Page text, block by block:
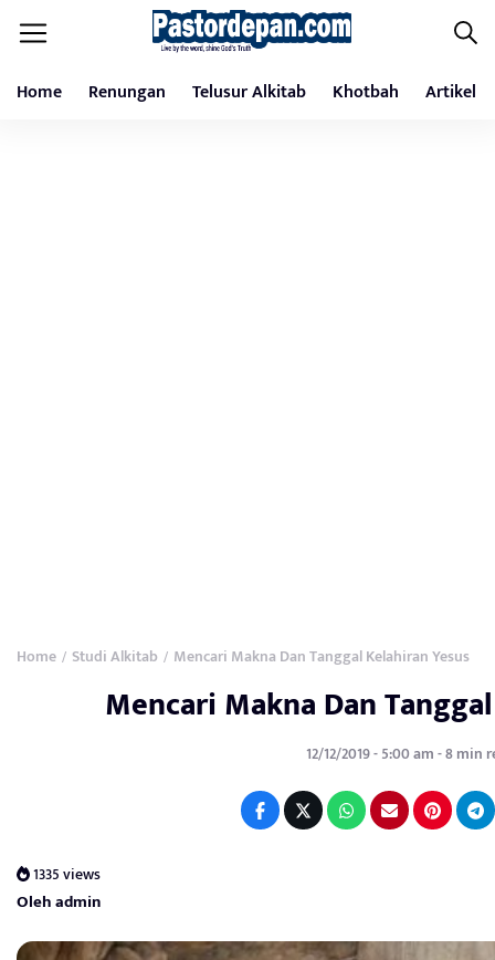
Home Renungan Telusur Alkitab Khotbah Artikel
Home / Studi Alkitab / Mencari Makna Dan Tanggal Kelahiran Yesus
Mencari Makna Dan
12/12/2019 - 5:00 am - 8 min
1335 views
Oleh admin